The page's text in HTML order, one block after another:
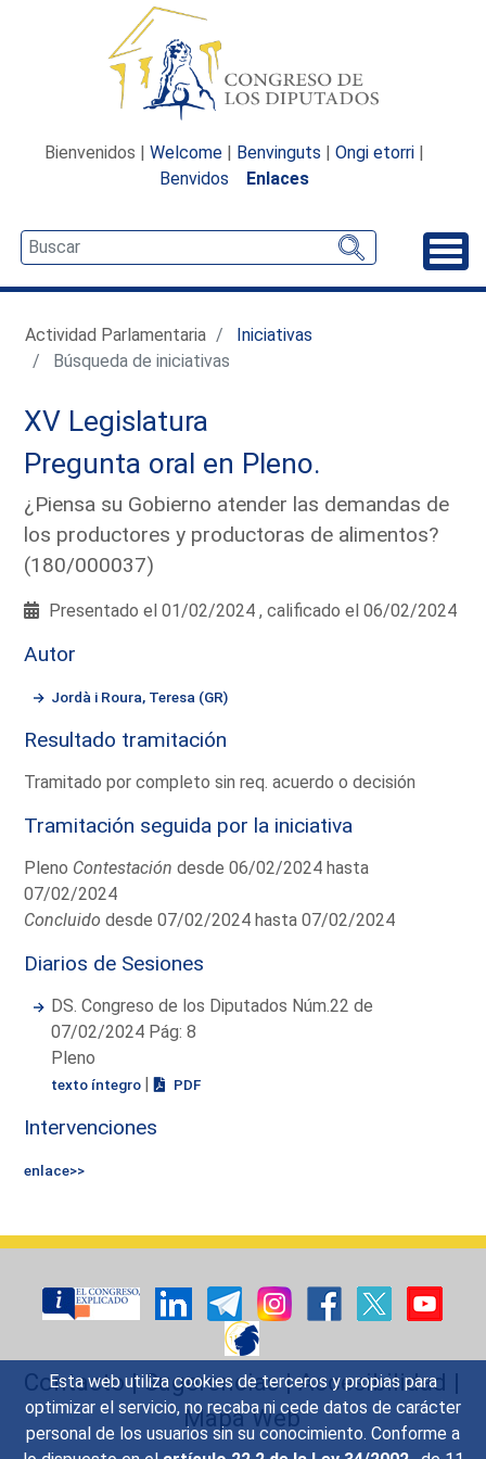
Esta web utiliza cookies de terceros y propias para
optimizar el servicio, no recaba ni cede datos de carácter
personal de los usuarios sin su conocimiento. Conforme a
Bienvenidos | Welcome | Benvinguts | Ongi etorri |
Benvidos
Enlaces
Actividad Parlamentaria
Iniciativas
Búsqueda de iniciativas
XV Legislatura
Pregunta oral en Pleno.
¿Piensa su Gobierno atender las demandas de
los productores y productoras de alimentos?
(180/000037)
Presentado el 01/02/2024 , calificado el 06/02/2024
Autor
Jordà i Roura, Teresa (GR)
Resultado tramitación
Tramitado por completo sin req. acuerdo o decisión
Tramitación seguida por la iniciativa
Pleno Contestación desde 06/02/2024 hasta
07/02/2024
Concluido desde 07/02/2024 hasta 07/02/2024
Diarios de Sesiones
DS. Congreso de los Diputados Núm.22 de
07/02/2024 Pág: 8
Pleno
texto íntegro | PDF
Intervenciones
enlace>>
Contacto|Sugerencias|Accesibilidad |
Mapa Web